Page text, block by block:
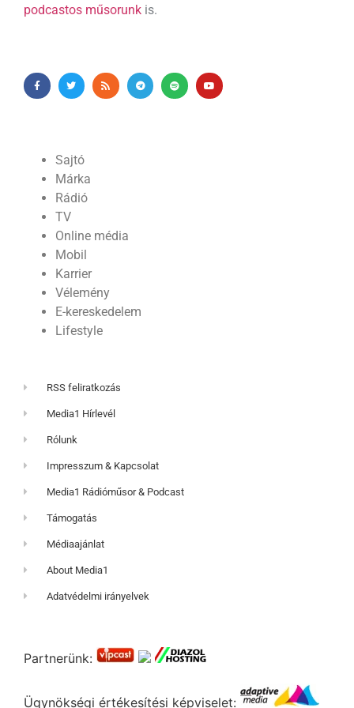
podcastos műsorunk is.
Sajtó
Márka
Rádió
TV
Online média
Mobil
Karrier
Vélemény
E-kereskedelem
Lifestyle
RSS feliratkozás
Media1 Hírlevél
Rólunk
Impresszum & Kapcsolat
Media1 Rádióműsor & Podcast
Támogatás
Médiaajánlat
About Media1
Adatvédelmi irányelvek
Partnerünk:
Ügynökségi értékesítési képviselet: